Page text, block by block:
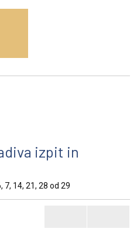
izpit in
7, 14, 21, 28 od 29